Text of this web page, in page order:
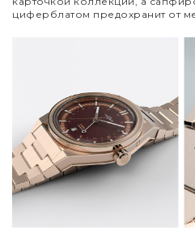
циферблатом предохранит от